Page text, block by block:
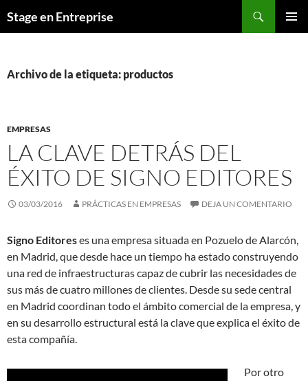
alStage en Entreprise
Archivo de la etiqueta: productos
EMPRESAS
LA CLAVE DETRÁS DEL
ÉXITO DE SIGNO EDITORES
03/03/2016 PRÁCTICAS EN EMPRESAS DEJA UN COMENTARIO
Signo Editoreses una empresa situada en Pozuelo de Alarcón,
en Madrid, que desde hace un tiempo ha estado construyendo
una red de infraestructuras capaz de cubrir las necesidades de
sus más de cuatro millones de clientes. Desde su sede central
en Madrid coordinan todo el ámbito comercial de la empresa, y
en su desarrollo estructural está la clave que explica el éxito de
esta compañía.
Por otro